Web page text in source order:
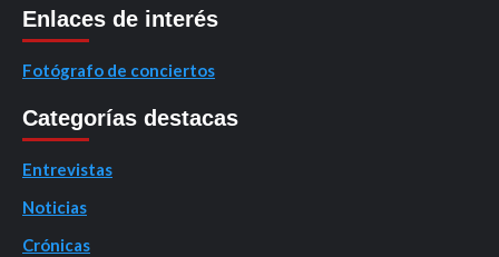
Enlaces de interés
Fotógrafo de conciertos
Categorías destacas
Entrevistas
Noticias
Crónicas